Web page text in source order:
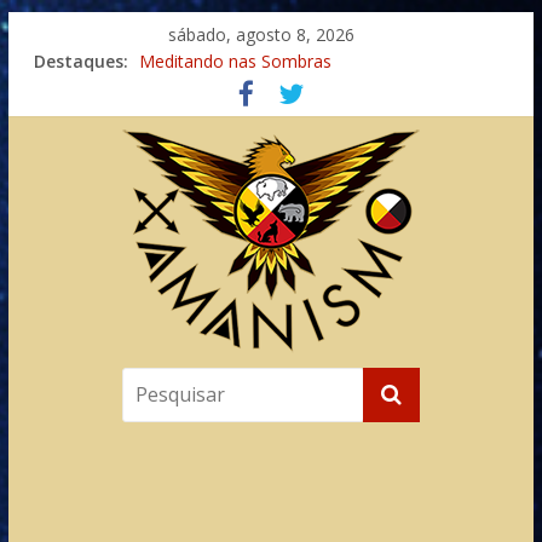
sábado, agosto 8, 2026
Destaques: Meditando nas Sombras
Autosuficiência: A Jornada do Espírito Ancestral
Xamanismo Universal
Totens – Caminho Espiritual – Crescimento
Imaginação na Cura